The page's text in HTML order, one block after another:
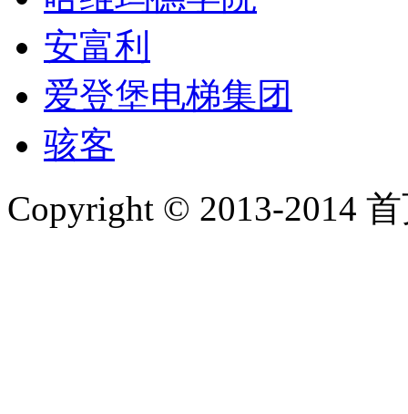
安富利
爱登堡电梯集团
骇客
Copyright © 2013-2014